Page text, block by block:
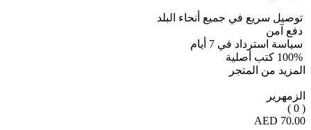
توصيل سريع في جميع أنحاء البلد
دفع آمن
سياسة استرداد في 7 أيام
100% كتب أصلية
المزيد من المتجر
الزمهرير
( 0 )
70.00 AED